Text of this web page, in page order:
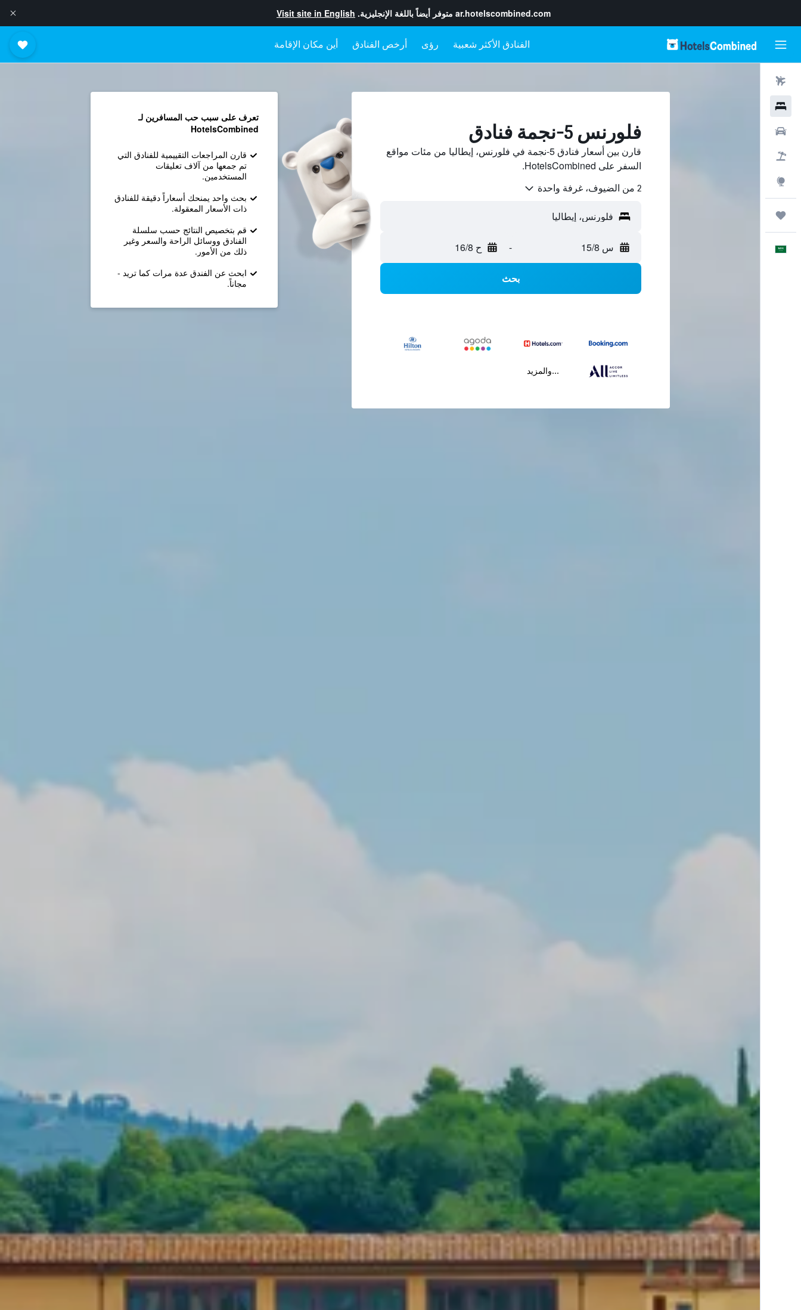
ar.hotelscombined.com متوفر أيضاً باللغة الإنجليزية. Visit site in English
رؤى أرخص الفنادق أين مكان الإقامة
فلورنس 5-نجمة فنادق
قارن بين أسعار فنادق 5-نجمة في فلورنس، إيطاليا من مئات مواقع
السفر على HotelsCombined.
2 من الضيوف، غرفة واحدة
س 15/8 - ح 16/8
بحث
...والمزيد
تعرف على سبب حب المسافرين لـ
HotelsCombined
قارن المراجعات التقييمية للفنادق التي
تم جمعها من آلاف تعليقات
المستخدمين.
بحث واحد يمنحك أسعاراً دقيقة للفنادق
ذات الأسعار المعقولة.
قم بتخصيص النتائج حسب سلسلة
الفنادق ووسائل الراحة والسعر وغير
ذلك من الأمور.
ابحث عن الفندق عدة مرات كما تريد -
مجاناً.